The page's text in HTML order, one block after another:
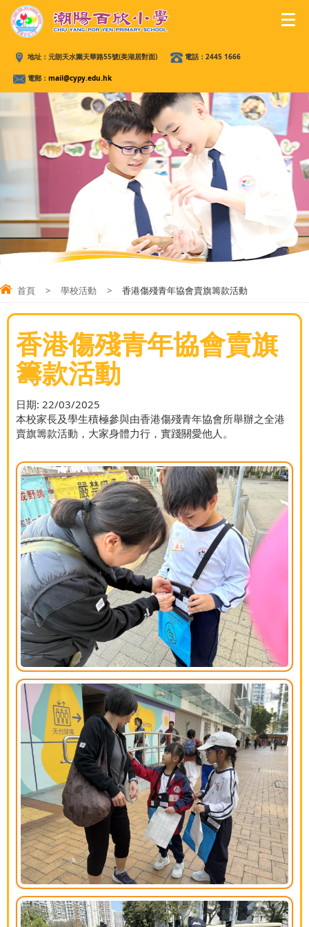
地址： 元朗天水圍天華路55號(美湖居對面) 電話： 2445 1666
電郵： mail@cypy.edu.hk
首頁 > 學校活動 > 香港傷殘青年協會賣旗籌款活動
香港傷殘青年協會賣旗
籌款活動
日期: 22/03/2025
本校家長及學生積極參與由香港傷殘青年協會所舉辦之全港
賣旗籌款活動，大家身體力行，實踐關愛他人。